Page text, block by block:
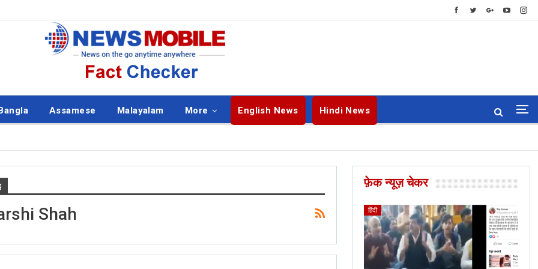
Assamese Malayalam More English News Hindi News
Shah
फ़ेक न्यूज़ चेकर
हिंदी BANGLA